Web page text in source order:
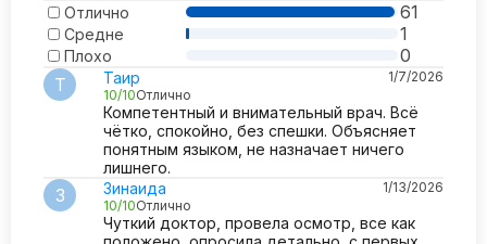
Отлично 61
Средне 1
Плохо
0
Т
Таир
1/7/2026
10/10Отлично
Компетентный и внимательный врач. Всё
чётко, спокойно, без спешки. Объясняет
понятным языком, не назначает ничего
лишнего.
З Зинаида
1/13/2026
10/10Отлично
Чуткий доктор, провела осмотр, все как